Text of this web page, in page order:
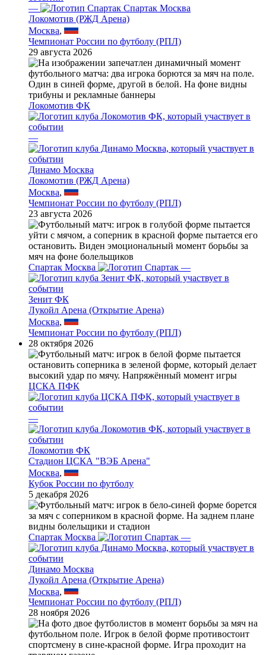
—
Спартак Москва
Локомотив (РЖД Арена)
Москва,
Чемпионат России по футболу (РПЛ)
29 августа 2026
Локомотив ФК
—
Динамо Москва
Локомотив (РЖД Арена)
Москва,
Чемпионат России по футболу (РПЛ)
23 августа 2026
Спартак Москва —
Зенит ФК
Лукойл Арена (Открытие Арена)
Москва,
Чемпионат России по футболу (РПЛ)
28 октября 2026
ЦСКА ПФК
—
Локомотив ФК
Стадион ЦСКА "ВЭБ Арена"
Москва,
Кубок России по футболу
5 декабря 2026
Спартак Москва —
Динамо Москва
Лукойл Арена (Открытие Арена)
Москва,
Чемпионат России по футболу (РПЛ)
28 ноября 2026